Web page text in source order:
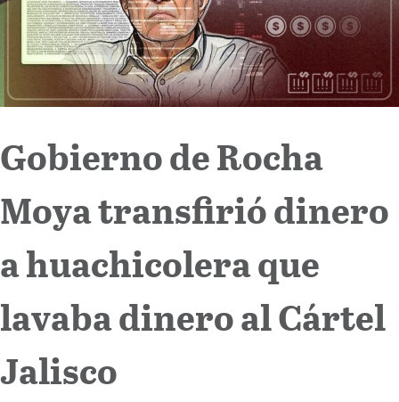
Cultura
Gobierno de Rocha
Moya transfirió dinero
a huachicolera que
lavaba dinero al Cártel
Jalisco